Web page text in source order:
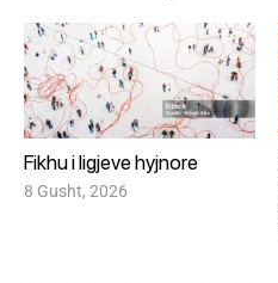
Fikhu i ligjeve hyjnore
8 Gusht, 2026